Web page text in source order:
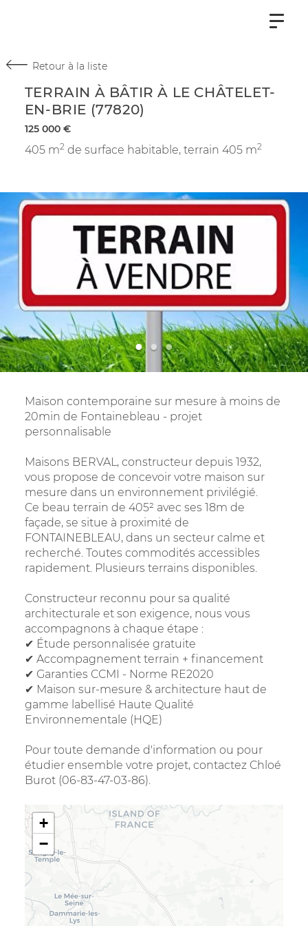
Retour à la liste
TERRAIN À BÂTIR À LE CHÂTELET-
EN-BRIE (77820)
125 000 €
405 m2de surface habitable, terrain 405 m2
Maison contemporaine sur mesure à moins de
20min de Fontainebleau - projet
personnalisable
Maisons BERVAL, constructeur depuis 1932,
vous propose de concevoir votre maison sur
mesure dans un environnement privilégié.
Ce beau terrain de 405² avec ses 18m de
façade, se situe à proximité de
FONTAINEBLEAU, dans un secteur calme et
recherché. Toutes commodités accessibles
rapidement. Plusieurs terrains disponibles.
Constructeur reconnu pour sa qualité
architecturale et son exigence, nous vous
accompagnons à chaque étape :
✔ Étude personnalisée gratuite
✔ Accompagnement terrain + financement
✔ Garanties CCMI - Norme RE2020
✔ Maison sur-mesure & architecture haut de
gamme labellisé Haute Qualité
Environnementale (HQE)
Pour toute demande d'information ou pour
étudier ensemble votre projet, contactez Chloé
Burot (06-83-47-03-86).
+
−
0 1 2